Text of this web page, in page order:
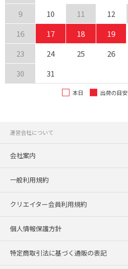
9
10 11 12
16
17 18 19
23
24 25 26
30
31
本日 出荷の目安
運営会社について
会社案内
一般利用規約
クリエイター会員利用規約
個人情報保護方針
特定商取引法に基づく通販の表記